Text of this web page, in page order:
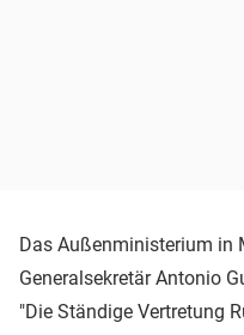
Das Außenministerium in
Generalsekretär Antonio
"Die Ständige Vertretung